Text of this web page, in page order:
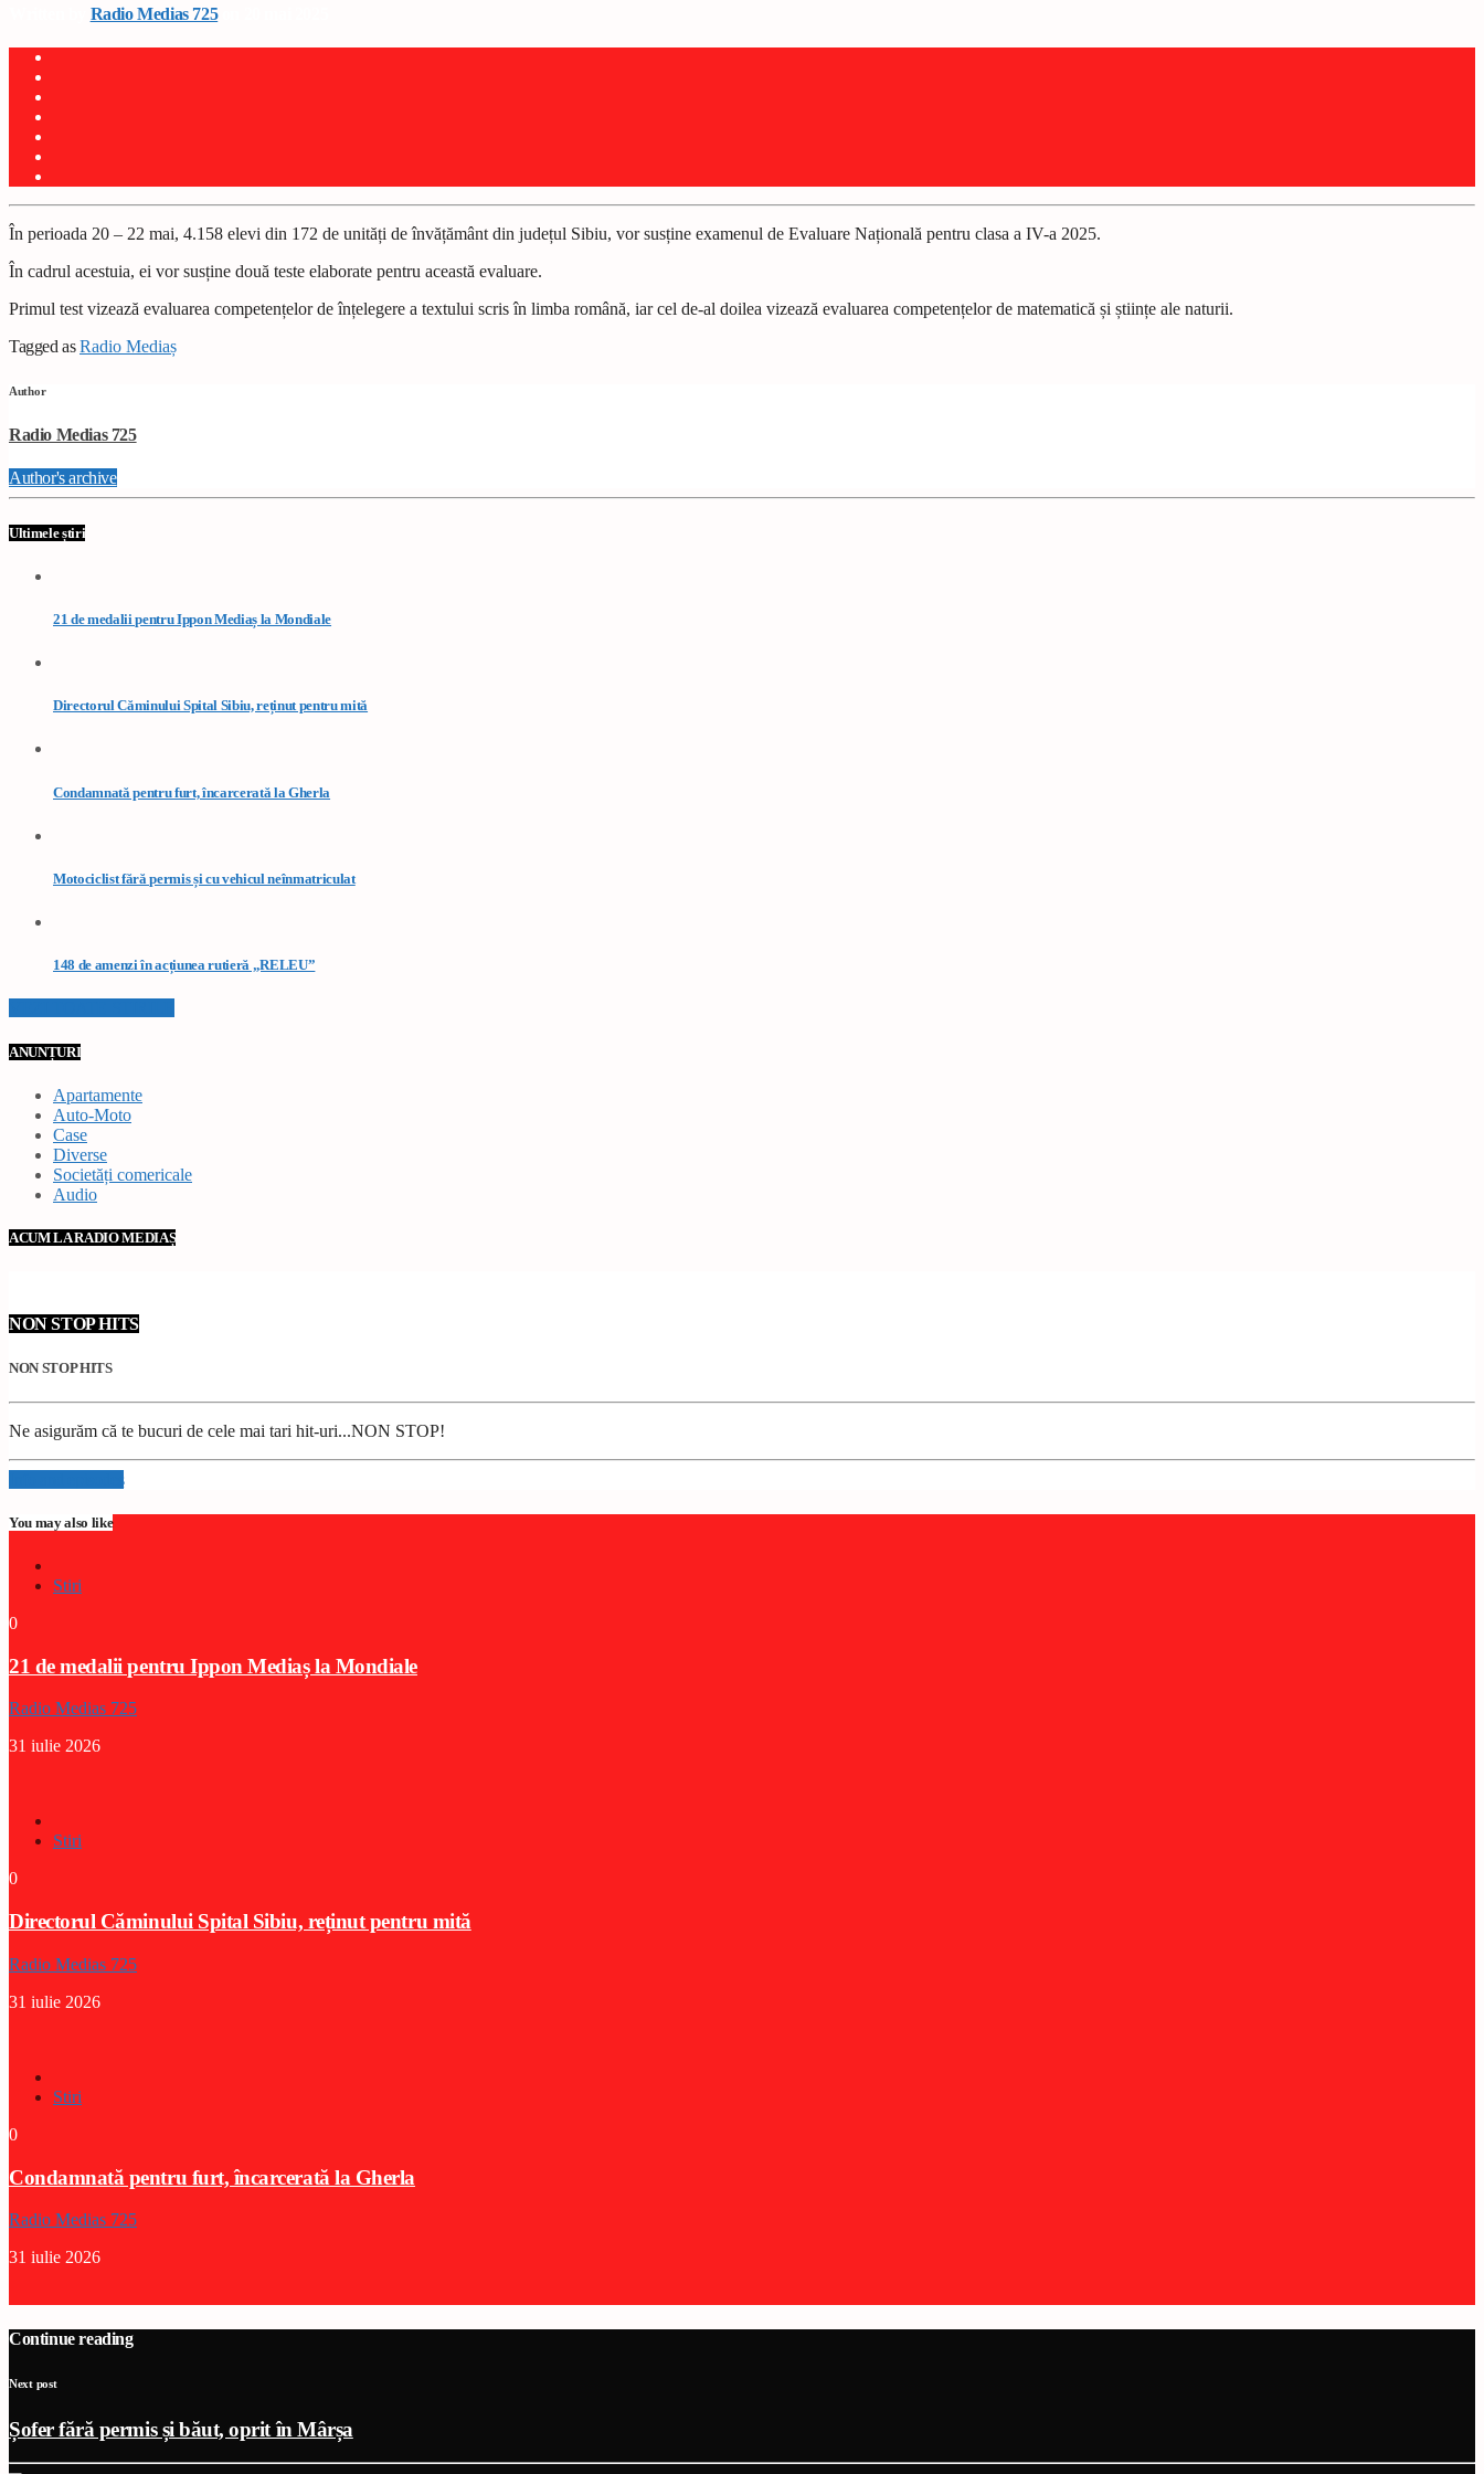
Radio Medias 725on 20 mai 2025
În perioada 20 – 22 mai, 4.158 elevi din 172 de unități de învățământ din județul Sibiu, vor susține examenul de Evaluare Națională pentru clasa a IV-a 2025.
În cadrul acestuia, ei vor susține două teste elaborate pentru această evaluare.
Primul test vizează evaluarea competențelor de înțelegere a textului scris în limba română, iar cel de-al doilea vizează evaluarea competențelor de matematică și științe ale naturii.
Tagged asRadio Mediaș
Author
Radio Medias 725
Author's archive
Ultimele știri
21 de medalii pentru Ippon Mediaș la Mondiale
Directorul Căminului Spital Sibiu, reținut pentru mită
Condamnată pentru furt, încarcerată la Gherla
Motociclist fără permis și cu vehicul neînmatriculat
148 de amenzi în acțiunea rutieră „RELEU”
ANUNȚURI
Apartamente
Auto-Moto
Case
Diverse
Societăți comericale
Audio
ACUM LA RADIO MEDIAȘ
NON STOP HITS
NON STOP HITS
Ne asigurăm că te bucuri de cele mai tari hit-uri...NON STOP!
Info and episodes
You may also like
Stiri
0
21 de medalii pentru Ippon Mediaș la Mondiale
Radio Medias 725
31 iulie 2026
Stiri
0
Directorul Căminului Spital Sibiu, reținut pentru mită
Radio Medias 725
31 iulie 2026
Stiri
0
Condamnată pentru furt, încarcerată la Gherla
Radio Medias 725
31 iulie 2026
Continue reading
Next post
Șofer fără permis și băut, oprit în Mârșa